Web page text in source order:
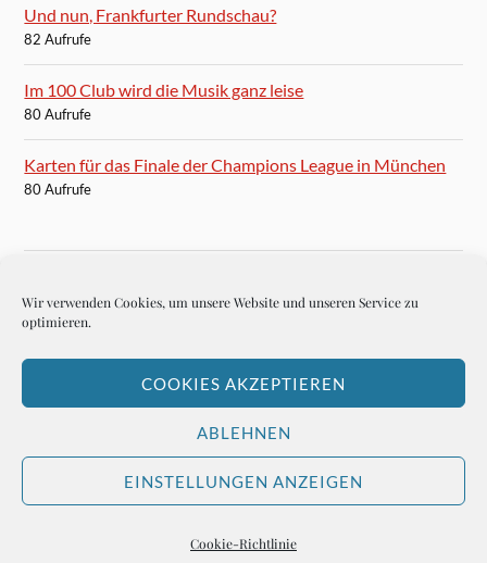
Wir verwenden Cookies, um unsere Website und unseren Service zu
optimieren.
COOKIES AKZEPTIEREN
ABLEHNEN
EINSTELLUNGEN ANZEIGEN
Cookie-Richtlinie
Und nun, Frankfurter Rundschau?
82 Aufrufe
Im 100 Club wird die Musik ganz leise
80 Aufrufe
Karten für das Finale der Champions League in München
80 Aufrufe
BLOGROLL
Autoren-Brief
Hemingways Welt
&
ANDERS NORÉN